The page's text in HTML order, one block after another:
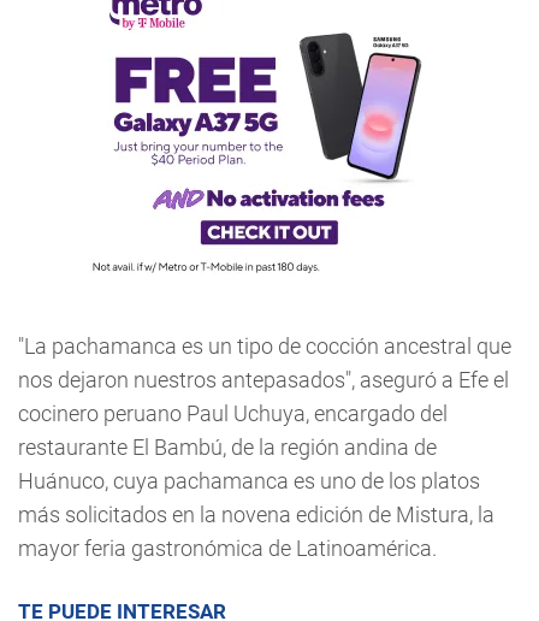
"La pachamanca es un tipo de cocción ancestral que
nos dejaron nuestros antepasados", aseguró a Efe el
cocinero peruano Paul Uchuya, encargado del
restaurante El Bambú, de la región andina de
Huánuco, cuya pachamanca es uno de los platos
más solicitados en la novena edición de Mistura, la
mayor feria gastronómica de Latinoamérica.
TE PUEDE INTERESAR